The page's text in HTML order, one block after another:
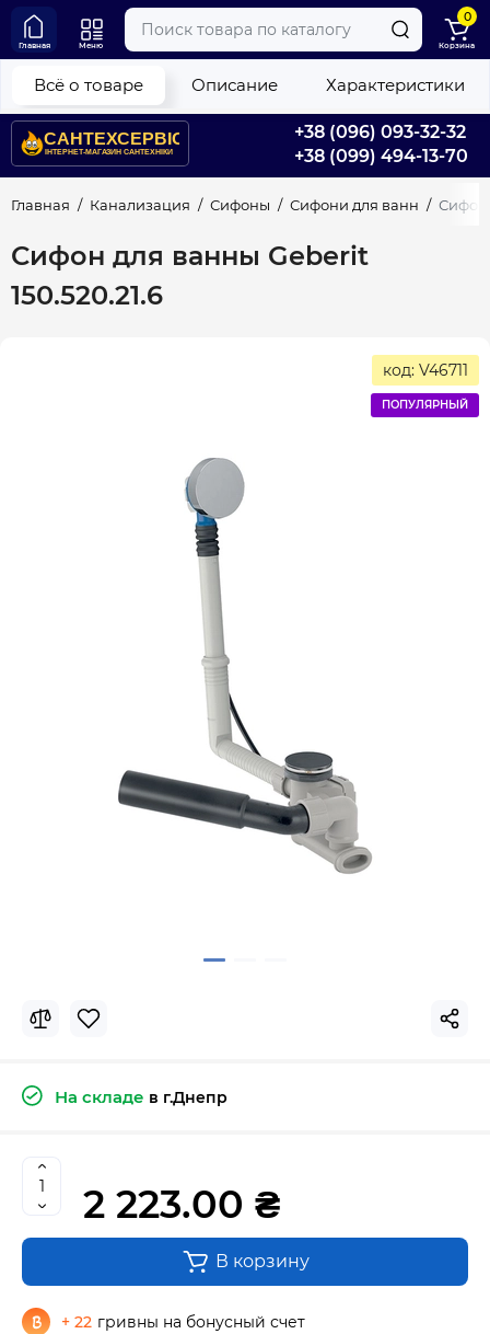
+38 (096) 093-32-32
+38 (099) 494-13-70
Главная Меню
0
Корзина
Главная Канализация Сифоны Сифони для ванн Сифон
Сифон для ванны Geberit
150.520.21.6
Всё о товаре Описание Характеристики
код: V46711
ПОПУЛЯРНЫЙ
На складе в г.Днепр
2 223.00 ₴
В корзину
+ 22 гривны на бонусный счет